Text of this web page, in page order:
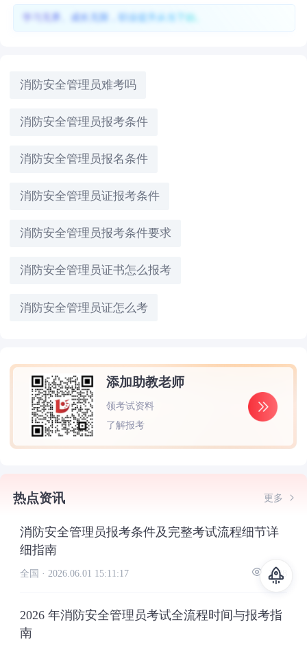
学习无界、成长无限，职业提升从当下始。
消防安全管理员难考吗
消防安全管理员报考条件
消防安全管理员报名条件
消防安全管理员证报考条件
消防安全管理员报考条件要求
消防安全管理员证书怎么报考
消防安全管理员证怎么考
添加助教老师
领考试资料
了解报考
热点资讯 更多
消防安全管理员报考条件及完整考试流程细节详
细指南
全国 · 2026.06.01 15:11:17 1828
2026 年消防安全管理员考试全流程时间与报考指
南